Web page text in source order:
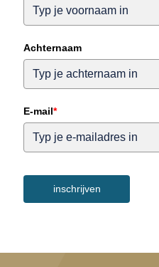
Achternaam
E-mail*
inschrijven